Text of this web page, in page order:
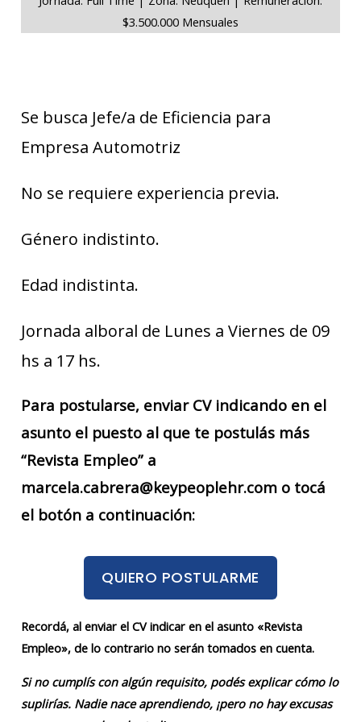
$3.500.000 Mensuales
Se busca Jefe/a de Eficiencia para
Empresa Automotriz
No se requiere experiencia previa.
Género indistinto.
Edad indistinta.
Jornada alboral de Lunes a Viernes de 09
hs a 17 hs.
Para postularse, enviar CV indicando en el
asunto el puesto al que te postulás más
“Revista Empleo” a
marcela.cabrera@keypeoplehr.com o tocá
el botón a continuación:
QUIERO POSTULARME
Recordá, al enviar el CV indicar en el asunto «Revista
Empleo», de lo contrario no serán tomados en cuenta.
Si no cumplís con algún requisito, podés explicar cómo lo
suplirías. Nadie nace aprendiendo, ¡pero no hay excusas